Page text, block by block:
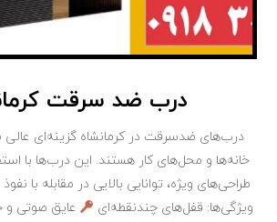
درب ضد سرقت
درب‌های ضدسرقت در کرمانشاه گزینه‌ای عالی
خانه‌ها و محل‌های کار هستند. این درب‌ها با
طراحی‌های ویژه، توانایی بالایی در مقابله با
ویژگی‌ها: قفل‌های چندنقطه‌ای
عایق صوتی و